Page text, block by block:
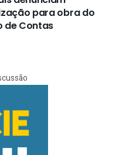
para obra do
de Contas